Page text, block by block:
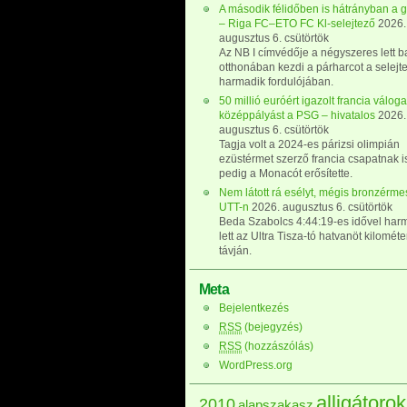
A második félidőben is hátrányban a
– Riga FC–ETO FC Kl-selejtező 2026.
augusztus 6. csütörtök
Az NB I címvédője a négyszeres lett
otthonában kezdi a párharcot a
harmadik fordulójában.
50 millió euróért igazolt francia
középpályást a PSG – hivatalos 2026.
augusztus 6. csütörtök
Tagja volt a 2024-es párizsi olimpián
ezüstérmet szerző francia csapatnak
pedig a Monacót erősítette.
Nem látott rá esélyt, mégis
UTT-n 2026. augusztus 6. csütörtök
Beda Szabolcs 4:44:19-es idővel
lett az Ultra Tisza-tó hatvanöt
távján.
Meta
Bejelentkezés
RSS (bejegyzés)
RSS (hozzászólás)
WordPress.org